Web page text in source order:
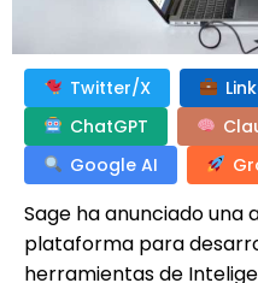
Twitter/X
ChatGPT
Google AI
Sage ha anunciado una
plataforma para
herramientas de